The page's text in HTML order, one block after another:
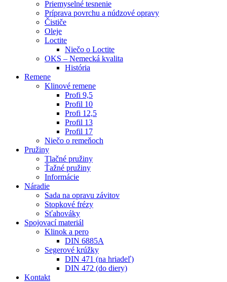
Priemyselné tesnenie
Príprava povrchu a núdzové opravy
Čističe
Oleje
Loctite
Niečo o Loctite
OKS – Nemecká kvalita
História
Remene
Klinové remene
Profi 9,5
Profil 10
Profi 12,5
Profil 13
Profil 17
Niečo o remeňoch
Pružiny
Tlačné pružiny
Ťažné pružiny
Informácie
Náradie
Sada na opravu závitov
Stopkové frézy
Sťahováky
Spojovací materiál
Klinok a pero
DIN 6885A
Segerové krúžky
DIN 471 (na hriadeľ)
DIN 472 (do diery)
Kontakt